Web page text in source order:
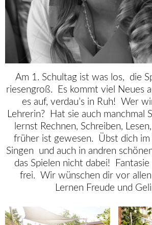
Am 1. Schultag ist was los,
die
riesengroß.
Es kommt viel Neues
es auf, verdau’s in Ruh! Wer
Lehrerin?
Hat sie auch manchmal
lernst Rechnen, Schreiben, Lesen,
früher ist gewesen.
Übst dich im
Singen
und auch in andren
das Spielen nicht dabei!
frei. Wir wünschen dir vor
Lernen Freude und